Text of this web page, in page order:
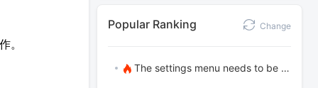
。
Popular Ranking Change
The settings menu needs to be translated into Russian.